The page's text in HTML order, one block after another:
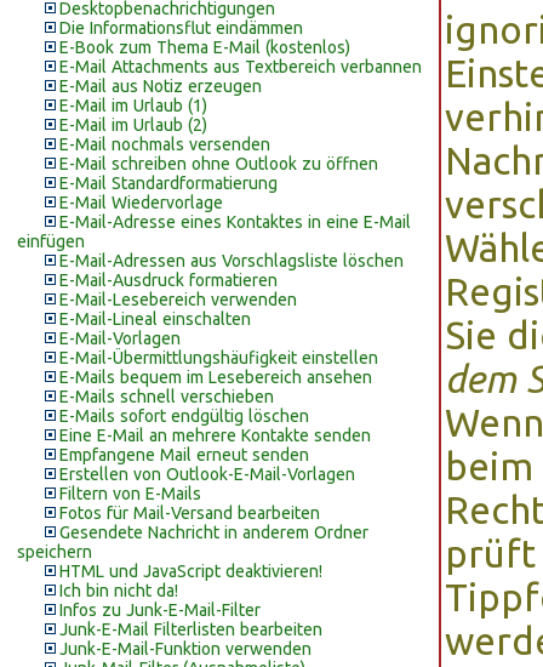
Desktopbenachrichtigungen
Die Informationsflut eindämmen
E-Book zum Thema E-Mail (kostenlos)
E-Mail Attachments aus Textbereich verbannen
E-Mail aus Notiz erzeugen
E-Mail im Urlaub (1)
E-Mail im Urlaub (2)
E-Mail nochmals versenden
E-Mail schreiben ohne Outlook zu öffnen
E-Mail Standardformatierung
E-Mail Wiedervorlage
E-Mail-Adresse eines Kontaktes in eine E-Mail
einfügen
E-Mail-Adressen aus Vorschlagsliste löschen
E-Mail-Ausdruck formatieren
E-Mail-Lesebereich verwenden
E-Mail-Lineal einschalten
E-Mail-Vorlagen
E-Mail-Übermittlungshäufigkeit einstellen
E-Mails bequem im Lesebereich ansehen
E-Mails schnell verschieben
E-Mails sofort endgültig löschen
Eine E-Mail an mehrere Kontakte senden
Empfangene Mail erneut senden
Erstellen von Outlook-E-Mail-Vorlagen
Filtern von E-Mails
Fotos für Mail-Versand bearbeiten
Gesendete Nachricht in anderem Ordner
speichern
HTML und JavaScript deaktivieren!
Ich bin nicht da!
Infos zu Junk-E-Mail-Filter
Junk-E-Mail Filterlisten bearbeiten
Junk-E-Mail-Funktion verwenden
Sie
dem
prüft